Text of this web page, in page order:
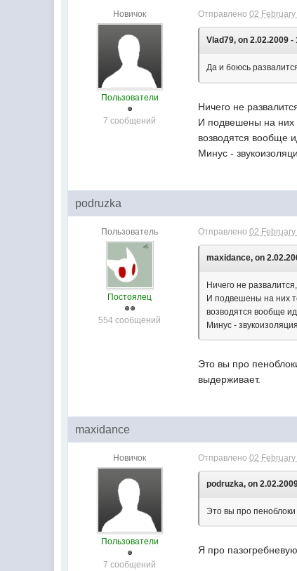
Новичок
Пользователи
7 сообщений
Отправлено02
Vlad79, on 2.02.2009 -
Да и боюсь
Ничего не
И подвешены на них
возводятся вообще
Минус -
podruzka
Пользователь
Постоялец
554 сообщений
Отправлено02
maxidance, on
Ничего не
И подвешены на них
возводятся вообще
Минус -
Это вы про
выдерживает.
maxidance
Новичок
Пользователи
7 сообщений
Отправлено02
podruzka, on
Это вы про пеноблоки
Я про